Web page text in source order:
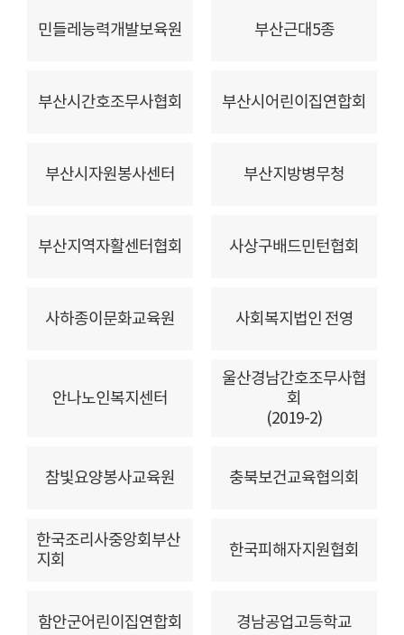
민들레능력개발보육원 부산근대5종
부산시간호조무사협회 부산시어린이집연합회
부산시자원봉사센터 부산지방병무청
부산지역자활센터협회 사상구배드민턴협회
사하종이문화교육원 사회복지법인 전영
안나노인복지센터
울산경남간호조무사협
회
(2019-2)
참빛요양봉사교육원 충북보건교육협의회
한국조리사중앙회부산
지회
한국피해자지원협회
함안군어린이집연합회 경남공업고등학교